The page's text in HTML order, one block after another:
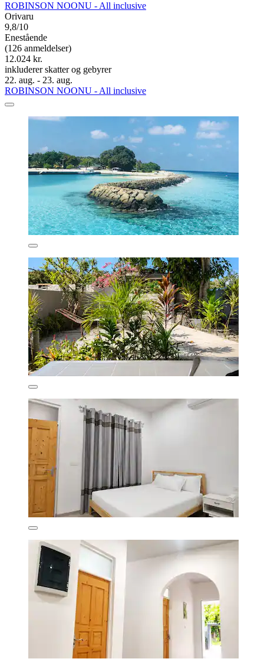
ROBINSON NOONU - All inclusive
Orivaru
9,8/10
Enestående
(126 anmeldelser)
12.024 kr.
inkluderer skatter og gebyrer
22. aug. - 23. aug.
ROBINSON NOONU - All inclusive